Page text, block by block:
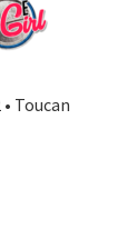
Toucan